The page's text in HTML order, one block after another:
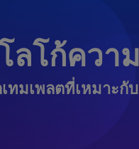
ลโก้ควา
เทมเพลตที่เหมาะกั